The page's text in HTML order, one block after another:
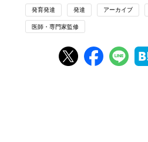
発育発達 発達 アーカイブ
医師・専門家監修